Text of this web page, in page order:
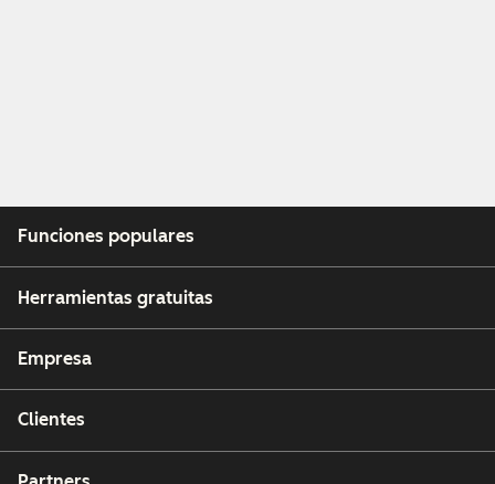
Funciones populares
Herramientas gratuitas
Empresa
Clientes